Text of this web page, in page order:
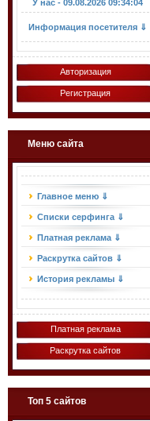
У нас - 09.08.2026 09:34:06
Информация посетителя ⇓
Авторизация
Регистрация
Меню сайта
Главное меню ⇓
Списки серфинга ⇓
Платная реклама ⇓
Раскрутка сайтов ⇓
История рекламы ⇓
Платная реклама
Раскрутка сайтов
Топ 5 сайтов